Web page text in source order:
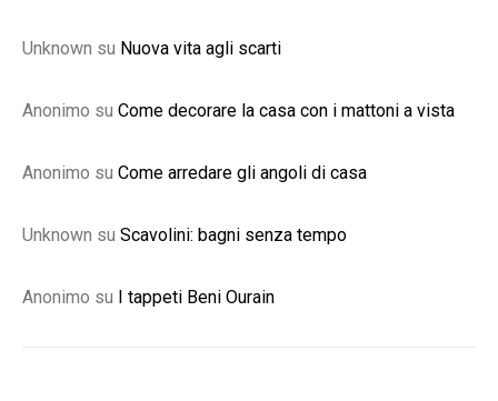
Unknown su Nuova vita agli scarti
Anonimo su Come decorare la casa con i mattoni a vista
Anonimo su Come arredare gli angoli di casa
Unknown su Scavolini: bagni senza tempo
Anonimo su I tappeti Beni Ourain